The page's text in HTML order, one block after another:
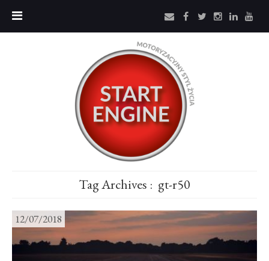
Tag Archives : gt-r50
12/07/2018